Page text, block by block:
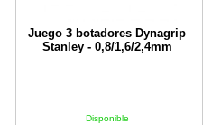
Juego 3 botadores Dynagrip
Stanley - 0,8/1,6/2,4mm
Disponible